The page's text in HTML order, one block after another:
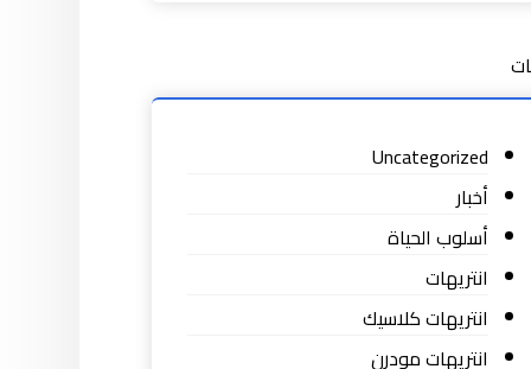
Uncategorized
أخبار
أسلوب الحياة
انتريهات
انتريهات كلاسيك
انتريهات مودرن